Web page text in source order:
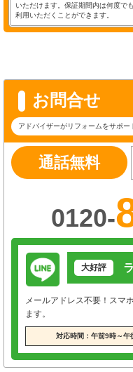
いただけます。保証期間内は何度で
利用いただくことができます。
お問合せ
アドバイザーがリフォームをサポー
通話無料
0120-
大好評
メールアドレス不要！スマ
ます。
対応時間：午前9時～午